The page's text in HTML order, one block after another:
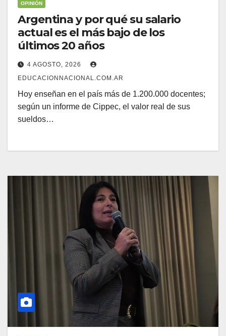
OPINIÓN
Argentina y por qué su salario
actual es el más bajo de los
últimos 20 años
4 AGOSTO, 2026
EDUCACIONNACIONAL.COM.AR
Hoy enseñan en el país más de 1.200.000 docentes;
según un informe de Cippec, el valor real de sus
sueldos…